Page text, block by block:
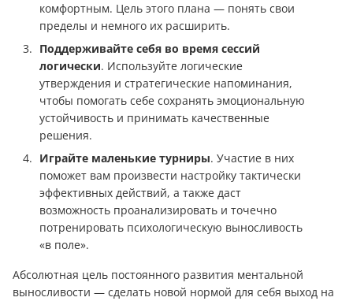
комфортным. Цель этого плана — понять свои
пределы и немного их расширить.
Поддерживайте себя во время сессий
логически. Используйте логические
утверждения и стратегические напоминания,
чтобы помогать себе сохранять эмоциональную
устойчивость и принимать качественные
решения.
Играйте маленькие турниры. Участие в них
поможет вам произвести настройку тактически
эффективных действий, а также даст
возможность проанализировать и точечно
потренировать психологическую выносливость
«в поле».
Абсолютная цель постоянного развития ментальной
выносливости — сделать новой нормой для себя выход на